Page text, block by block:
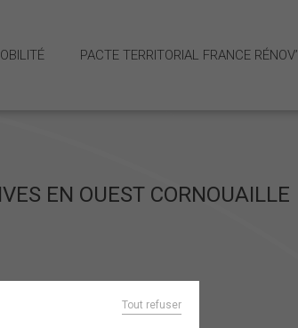
Tout refuser
PACTE TERRITORIAL FRANCE RÉNOV’
EN OUEST CORNOUAILLE